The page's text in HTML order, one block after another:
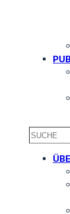
SEARCH